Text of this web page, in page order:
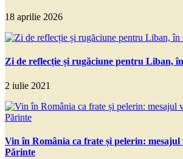
18 aprilie 2026
Zi de reflecție și rugăciune pentru Liban,
2 iulie 2021
Vin în România ca frate și pelerin:
Părinte